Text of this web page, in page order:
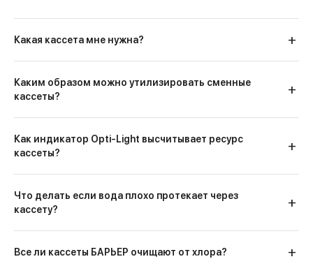
Какая кассета мне нужна?
Каким образом можно утилизировать сменные
кассеты?
Как индикатор Opti-Light высчитывает ресурс
кассеты?
Что делать если вода плохо протекает через
кассету?
Все ли кассеты БАРЬЕР очищают от хлора?